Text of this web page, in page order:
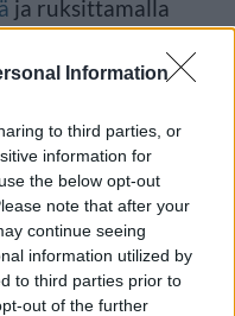
Information
to third parties, or
information for
the below opt-out
note that after your
continue seeing
information utilized by
to third parties prior to
out of the further
ja ruksittamalla
tähän artikkeliin
aihealueesta
-